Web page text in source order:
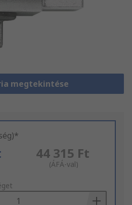
megtekintése
44 315 Ft
(ÁFÁ-val)